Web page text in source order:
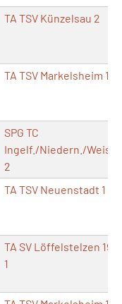
TA TSV Künzelsau 2
TA TSV Markelsheim 1
SPG TC
Ingelf./Niedern./
2
TA TSV Neuenstadt 1
TA SV Löffelstelzen
1